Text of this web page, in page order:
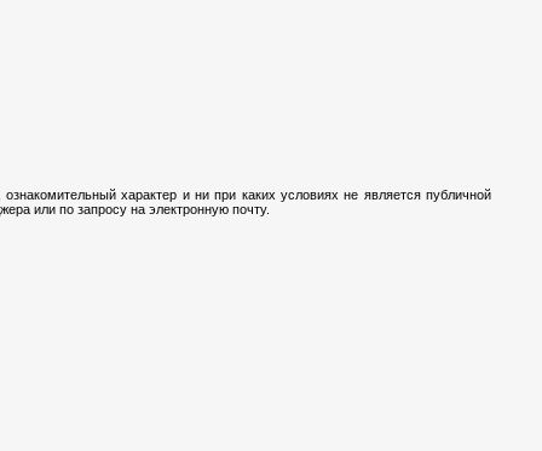
характер и ни при каких условиях не является публичной
или по запросу на электронную почту.